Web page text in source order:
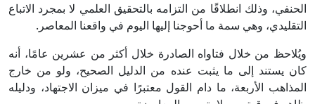
الحنفي، وذلك انطلاقًا من التزامه بالتحقيق العلمي لا بمجرد الاتباع
التقليدي، وهي سمة ما أحوجنا إليها اليوم في واقعنا المعاصر.
ويُلاحظ من خلال فتاواه الصادرة خلال أكثر من عشرين عامًا، أنه
كان يستند إلى ما يثبت عنده من الدليل الصحيح، ولو من خارج
المذاهب الأربعة، ما دام القول معتبرًا في ميزان الاجتهاد، ودليله